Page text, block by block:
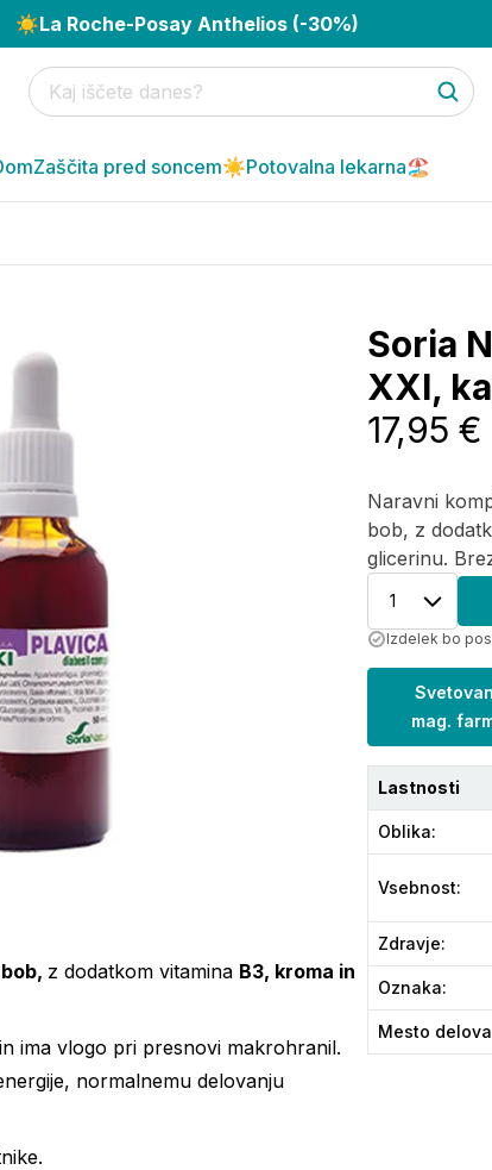
☀️La Roche-Posay Anthelios (-30%)
Zaščita pred soncem☀️Potovalna lekarna🏖️
z dodatkom vitamina B3, kroma in
in ima vlogo pri presnovi makrohranil.
normalnemu delovanju
Soria
XXI,
Naravni
bob, z
glicerinu.
17,95 €
1
Izdelek bo
mag.
Lastnosti
Oblika:
Vsebnost:
Zdravje:
Oznaka:
Mesto